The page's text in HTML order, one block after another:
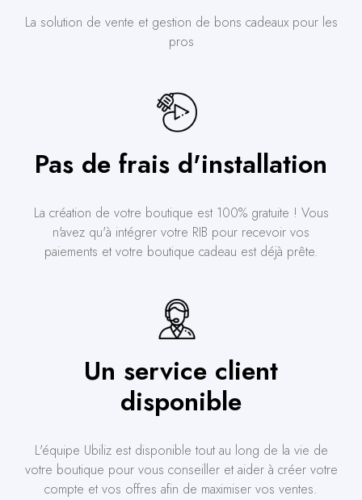
La solution de vente et gestion de bons cadeaux pour les
pros
Pas de frais d'installation
La création de votre boutique est 100% gratuite ! Vous
n'avez qu'à intégrer votre RIB pour recevoir vos
paiements et votre boutique cadeau est déjà prête.
Un service client
disponible
L'équipe Ubiliz est disponible tout au long de la vie de
votre boutique pour vous conseiller et aider à créer votre
compte et vos offres afin de maximiser vos ventes.